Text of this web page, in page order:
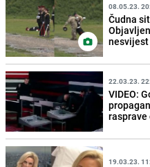
08.05.23.
Čudna
nesvijest
22.03.23.
VIDEO:
19.03.23.